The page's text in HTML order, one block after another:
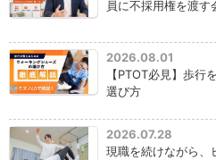
員に不採用権を渡す
2026.08.01
【PTOT必見】歩行
選び方
2026.07.28
現職を続けながら、